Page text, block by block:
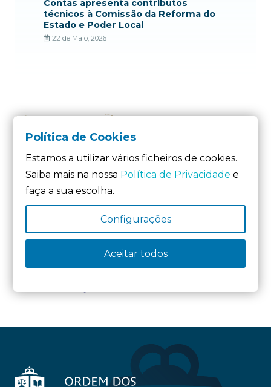
Contas apresenta contributos
técnicos à Comissão da Reforma do
Estado e Poder Local
22 de Maio, 2026
Membro Fundador da:
Política de Cookies
Estamos a utilizar vários ficheiros de cookies.
Saiba mais na nossa Política de Privacidade e
faça a sua escolha.
Configurações
Aceitar todos